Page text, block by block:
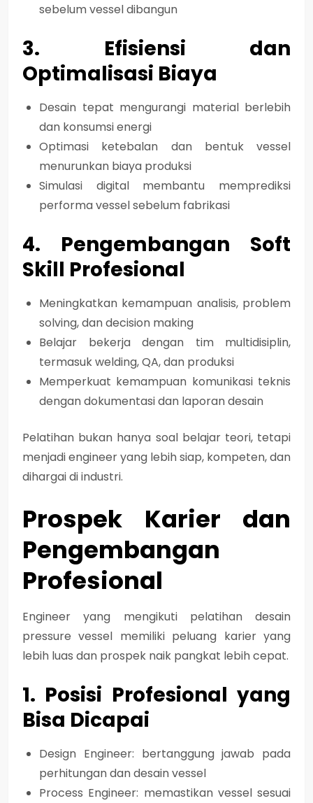
sebelum vessel dibangun
3. Efisiensi dan
Optimalisasi Biaya
Desain tepat mengurangi material berlebih
dan konsumsi energi
Optimasi ketebalan dan bentuk vessel
menurunkan biaya produksi
Simulasi digital membantu memprediksi
performa vesselsebelum fabrikasi
4. Pengembangan Soft
Skill Profesional
Meningkatkan kemampuan analisis, problem
solving, dan decision making
Belajar bekerja dengan tim multidisiplin,
termasuk welding, QA, dan produksi
Memperkuat kemampuan komunikasi teknis
dengan dokumentasi dan laporan desain
Pelatihan bukan hanya soal belajar teori, tetapi
menjadi engineer yang lebih siap, kompeten, dan
dihargai di industri.
Prospek Karier dan
Pengembangan
Profesional
Engineer yang mengikuti pelatihan desain
pressure vessel memiliki peluang karier yang
lebih luas dan prospek naik pangkat lebih cepat.
1. Posisi Profesional yang
Bisa Dicapai
Design Engineer: bertanggung jawab pada
perhitungan dan desain vessel
Process Engineer: memastikan vessel sesuai